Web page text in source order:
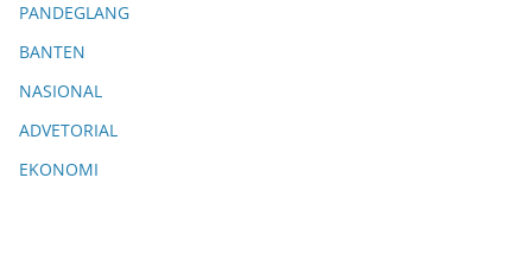
PANDEGLANG
BANTEN
NASIONAL
ADVETORIAL
EKONOMI